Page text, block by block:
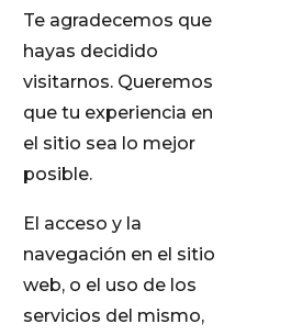
Te agradecemos que
hayas decidido
visitarnos. Queremos
que tu experiencia en
el sitio sea lo mejor
posible.
El acceso y la
navegación en el sitio
web, o el uso de los
servicios del mismo,